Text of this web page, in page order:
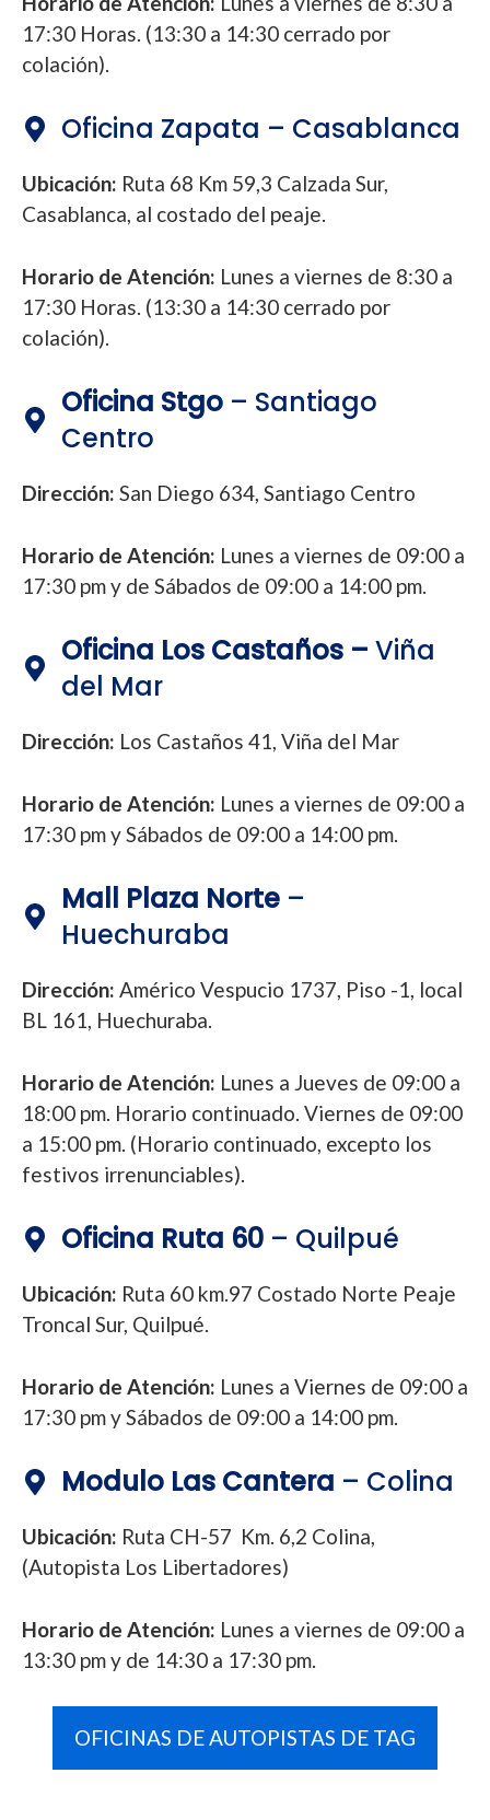
17:30 Horas. (13:30 a 14:30 cerrado por
colación).
Oficina Zapata – Casablanca
Ubicación: Ruta 68 Km 59,3 Calzada Sur,
Casablanca, al costado del peaje.
Horario de Atención: Lunes a viernes de 8:30 a
17:30 Horas. (13:30 a 14:30 cerrado por
colación).
Oficina Stgo – Santiago
Centro
Dirección: San Diego 634, Santiago Centro
Horario de Atención: Lunes a viernes de 09:00 a
17:30 pm y de Sábados de 09:00 a 14:00 pm.
Oficina Los Castaños – Viña
del Mar
Dirección: Los Castaños 41, Viña del Mar
Horario de Atención: Lunes a viernes de 09:00 a
17:30 pm y Sábados de 09:00 a 14:00 pm.
Mall Plaza Norte –
Huechuraba
Dirección: Américo Vespucio 1737, Piso -1, local
BL 161, Huechuraba.
Horario de Atención: Lunes a Jueves de 09:00 a
18:00 pm. Horario continuado. Viernes de 09:00
a 15:00 pm. (Horario continuado, excepto los
festivos irrenunciables).
Oficina Ruta 60 – Quilpué
Ubicación: Ruta 60 km.97 Costado Norte Peaje
Troncal Sur, Quilpué.
Horario de Atención: Lunes a Viernes de 09:00 a
17:30 pm y Sábados de 09:00 a 14:00 pm.
Modulo Las Cantera – Colina
Ubicación: Ruta CH-57 Km. 6,2 Colina,
(Autopista Los Libertadores)
Horario de Atención: Lunes a viernes de 09:00 a
13:30 pm y de 14:30 a 17:30 pm.
OFICINAS DE AUTOPISTAS DE TAG